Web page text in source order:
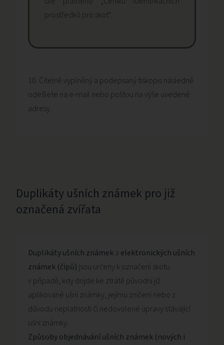
prostředků pro skot“.
Čitelně vyplněný a podepsaný tiskopis následně
odešlete na e-mail nebo poštou na výše uvedené
adresy.
Duplikáty ušních známek pro již
označená zvířata
Duplikátyušních známeka elektronických ušních
známek (čipů) jsou určeny k označení skotu
v případě, kdy dojde ke ztrátě původní již
aplikované ušní známky, jejímu zničení nebo z
důvodu neplatnosti či nedovolené úpravy stávající
ušní známky.
Způsoby objednávání ušních známek (nových i